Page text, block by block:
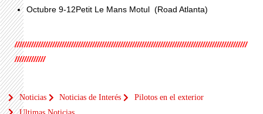
Octubre 9-12Petit Le Mans Motul (Road Atlanta)
///////////////////////////////////////////////////////////////////////////////////////////////////
/////////////
Noticias Noticias de Interés
Pilotos en el exterior
Ultimas Noticias